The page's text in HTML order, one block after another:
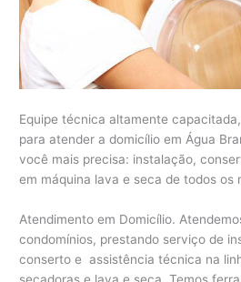
Equipe técnica altamente
para atender a domicílio em Água
você mais precisa: instalação,
em máquina lava e seca de todos os
Atendimento em Domicílio.
condomínios, prestando serviço de
conserto e assistência técnica na